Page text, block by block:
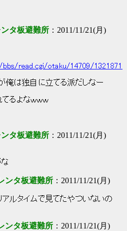
タ板避難所 ：2011/11/21(月)
read.cgi/otaku/14709/1321871
俺は独自に立てる派だしなー
るよなｗｗｗ
タ板避難所 ：2011/11/21(月)
ンタ板避難所 ：2011/11/21(月)
ルタイムで見てたやついないの
ンタ板避難所 ：2011/11/21(月)